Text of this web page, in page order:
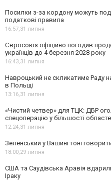
Посилки з-за кордону можуть
податкові правила
16:57,31 липня
Євросоюз офіційно погодив
українців до 4 березня 2028 року
16:43,31 липня
Навроцький не скликатиме Раду
в Польщі
13:16,31 липня
«Чистий четвер» для ТЦК: ДБР
спецоперацію у більшості
12:24,31 липня
Зеленський у Вашингтоні
18:00,29 липня
США та Саудівська Аравія
Іраку